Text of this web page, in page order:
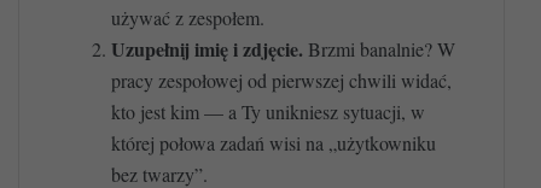
używać z zespołem.
Uzupełnij imię i zdjęcie. Brzmi banalnie? W
pracy zespołowej od pierwszej chwili widać,
kto jest kim — a Ty unikniesz sytuacji, w
której połowa zadań wisi na „użytkowniku
bez twarzy”.